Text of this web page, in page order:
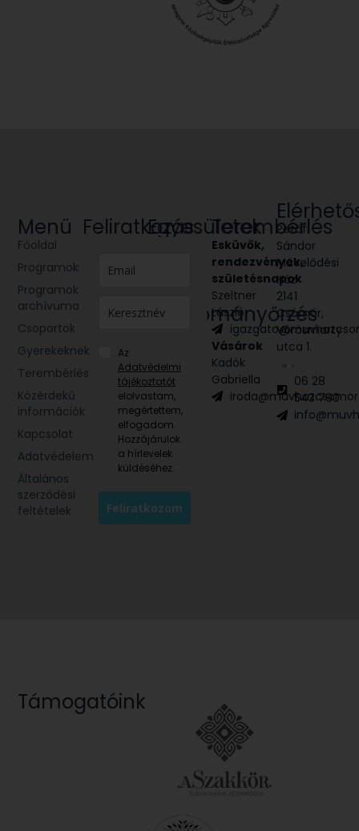
Petőfi
Sándor
Művelődési
Ház
2141
Csömör,
Vörösmarty
utca 1.
06 28
543 790
Terembérlés
Esküvők,
rendezvények,
születésnapok
Szeltner
László
Vásárok
Kadók
Gabriella
Egyesületek
Hagyományőrzés
Feliratkozás
Az
Adatvédelmi
tájékoztatót
elolvastam,
megértettem,
elfogadom.
Hozzájárulok
a hírlevelek
küldéséhez.
Feliratkozom
Menü
Főoldal
Programok
Programok
archívuma
Csoportok
Gyerekeknek
Terembérlés
Közérdekű
információk
Kapcsolat
Adatvédelem
Általános
szerződési
feltételek
Támogatóink